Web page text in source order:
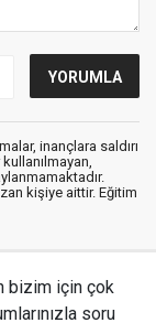
inançlara saldırı
kişiye aittir. Eğitim
bizim için çok
soru